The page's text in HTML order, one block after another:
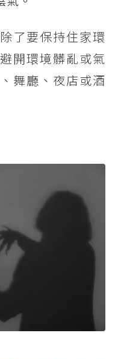
了要保持住家環
開環境髒亂或氣
舞廳、夜店或酒